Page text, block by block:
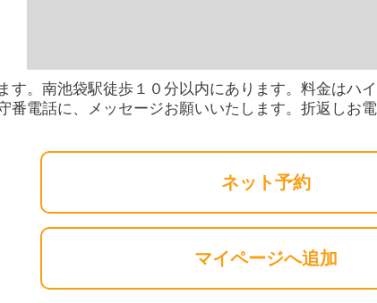
す。南池袋駅徒歩１０分以内にあります。料金はハ
番電話に、メッセージお願いいたします。折返しお
ネット予約
マイページへ追加